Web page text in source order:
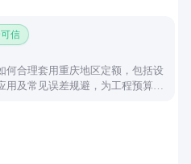
信
何合理套用重庆地区定额，包括设
用及常见误差规避，为工程预算提